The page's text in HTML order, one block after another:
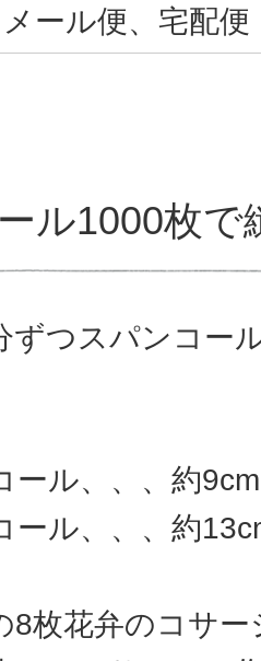
メール便、宅配便
ル1000枚で
ずつスパンコー
ール、、、約
ール、、、約
8枚花弁のコサ